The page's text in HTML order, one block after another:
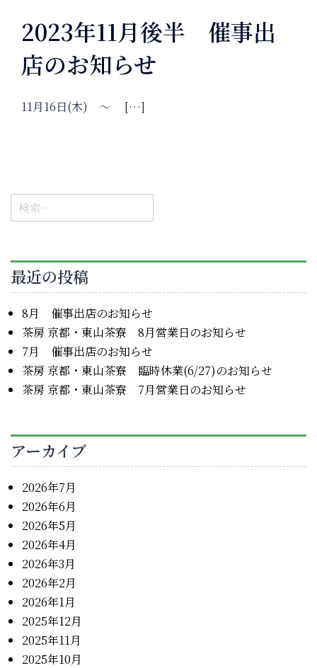
2023年11月後半 催事出
店のお知らせ
11月16日(木) ～ […]
検
索:
最近の投稿
8月 催事出店のお知らせ
茶房 京都・東山茶寮 8月営業日のお知らせ
7月 催事出店のお知らせ
茶房 京都・東山茶寮 臨時休業(6/27)のお知らせ
茶房 京都・東山茶寮 7月営業日のお知らせ
アーカイブ
2026年7月
2026年6月
2026年5月
2026年4月
2026年3月
2026年2月
2026年1月
2025年12月
2025年11月
2025年10月